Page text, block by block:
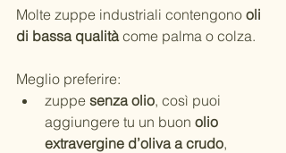
Molte zuppe industriali contengono oli
di bassa qualità come palma o colza.
Meglio preferire:
zuppe senza olio, così puoi
aggiungere tu un buon olio
extravergine d’oliva a crudo,